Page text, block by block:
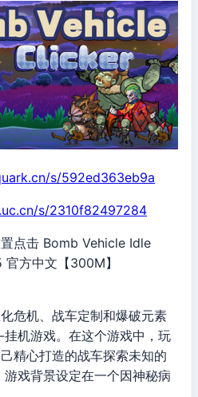
s/592ed363eb9a
s/2310f82497284
点击 Bomb Vehicle Idle
方中文【300M】
危机、战车定制和爆破元素
机游戏。在这个游戏中，玩
精心打造的战车探索未知的
戏背景设定在一个因神秘病